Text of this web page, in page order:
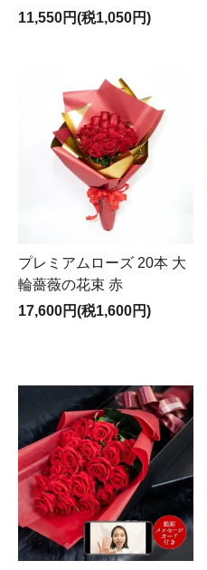
11,550円(税1,050円)
プレミアムローズ 20本 大
輪薔薇の花束 赤
17,600円(税1,600円)